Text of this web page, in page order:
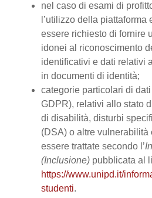
nel caso di esami di
l’utilizzo della
essere richiesto di fornire
idonei al riconoscimento
identificativi e dati relativi
in documenti di identità;
categorie particolari di
GDPR), relativi allo stato
di disabilità, disturbi
(DSA) o altre vulnerabilità
essere trattate secondo l’
(Inclusione) pubblicata al
https://www.unipd.it/
studenti.